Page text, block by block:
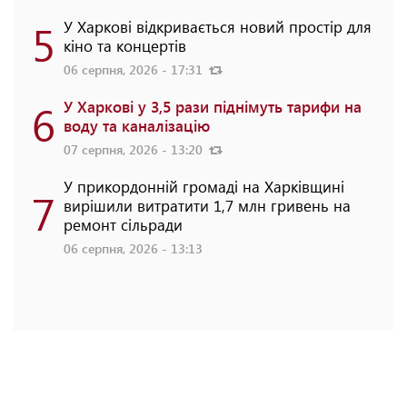
5 У Харкові відкривається новий простір для
кіно та концертів
06 серпня, 2026 - 17:31
6 У Харкові у 3,5 рази піднімуть тарифи на
воду та каналізацію
07 серпня, 2026 - 13:20
7 У прикордонній громаді на Харківщині
вирішили витратити 1,7 млн гривень на
ремонт сільради
06 серпня, 2026 - 13:13